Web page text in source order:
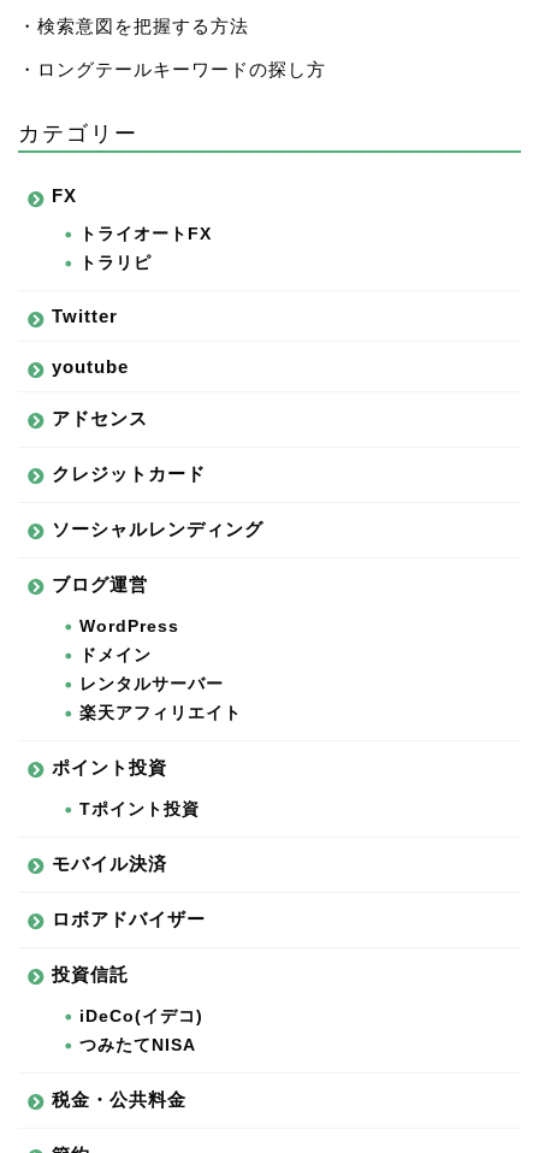
・検索意図を把握する方法
・ロングテールキーワードの探し方
カテゴリー
FX
トライオートFX
トラリピ
Twitter
youtube
アドセンス
クレジットカード
ソーシャルレンディング
ブログ運営
WordPress
ドメイン
レンタルサーバー
楽天アフィリエイト
ポイント投資
Tポイント投資
モバイル決済
ロボアドバイザー
投資信託
iDeCo(イデコ)
つみたてNISA
税金・公共料金